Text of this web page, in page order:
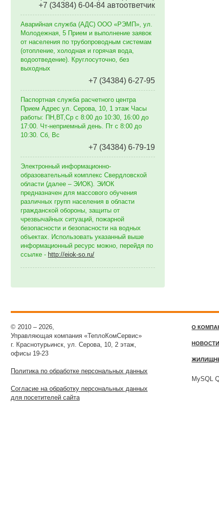
+7 (34384) 6-04-84 автоответчик
Аварийная служба (АДС) ООО «РЭМП», ул.
Молодежная, 5 Прием и выполнение заявок
от населения по трубопроводным системам
(отопление, холодная и горячая вода,
водоотведение). Круглосуточно, без
выходных
+7 (34384) 6-27-95
Паспортная служба расчетного центра
Прием Адрес ул. Серова, 10, 1 этаж Часы
работы: ПН,ВТ,Ср с 8:00 до 10:30, 16:00 до
17:00. Чт-неприемный день. Пт с 8:00 до
10:30. Сб, Вс
+7 (34384) 6-79-19
Электронный информационно-
образовательный комплекс Свердловской
области (далее – ЭИОК). ЭИОК
предназначен для массового обучения
различных групп населения в области
гражданской обороны, защиты от
чрезвычайных ситуаций, пожарной
безопасности и безопасности на водных
объектах. Использовать указанный выше
информационный ресурс можно, перейдя по
ссылке - http://eiok-so.ru/
© 2010 – 2026,
Управляющая компания «ТеплоКомСервис»
г. Краснотурьинск, ул. Серова, 10, 2 этаж,
офисы 19-23
Политика по обработке персональных данных
Согласие на обработку персональных данных
для посетителей сайта
О
НОВОСТИ
MySQL